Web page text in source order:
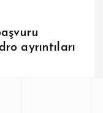
ayrıntıları